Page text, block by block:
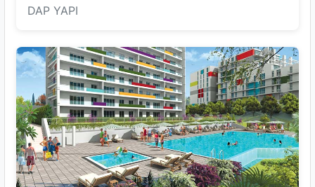
DAP YAPI